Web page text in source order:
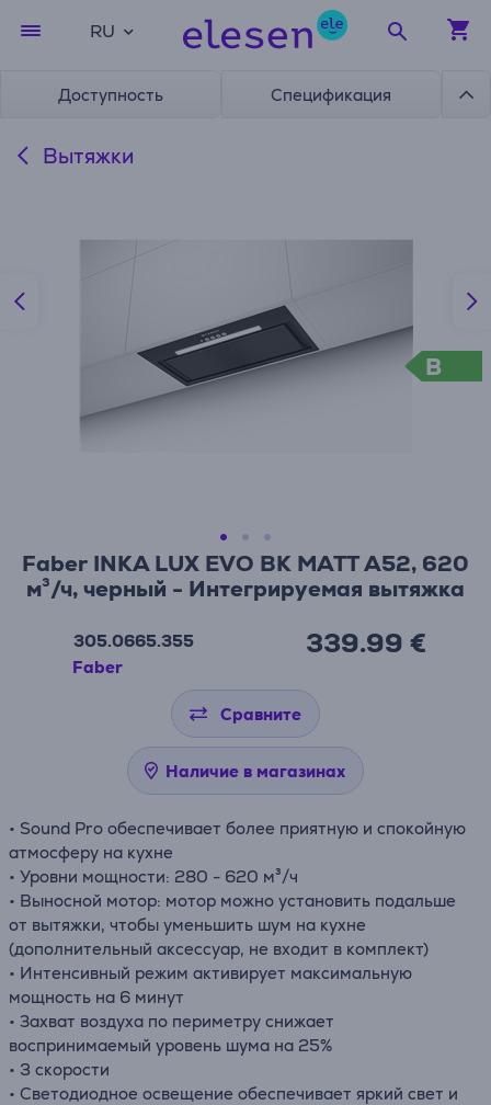
RU
Доступность Спецификация
Вытяжки
Faber INKA LUX EVO BK MATT A52, 620
м³/ч, черный - Интегрируемая вытяжка
305.0665.355
Faber
339.99 €
Сравните
Наличие в магазинах
• Sound Pro обеспечивает более приятную и спокойную
атмосферу на кухне
• Уровни мощности: 280 - 620 м³/ч
• Выносной мотор: мотор можно установить подальше
от вытяжки, чтобы уменьшить шум на кухне
(дополнительный аксессуар, не входит в комплект)
• Интенсивный режим активирует максимальную
мощность на 6 минут
• Захват воздуха по периметру снижает
воспринимаемый уровень шума на 25%
• 3 скорости
• Светодиодное освещение обеспечивает яркий свет и
B